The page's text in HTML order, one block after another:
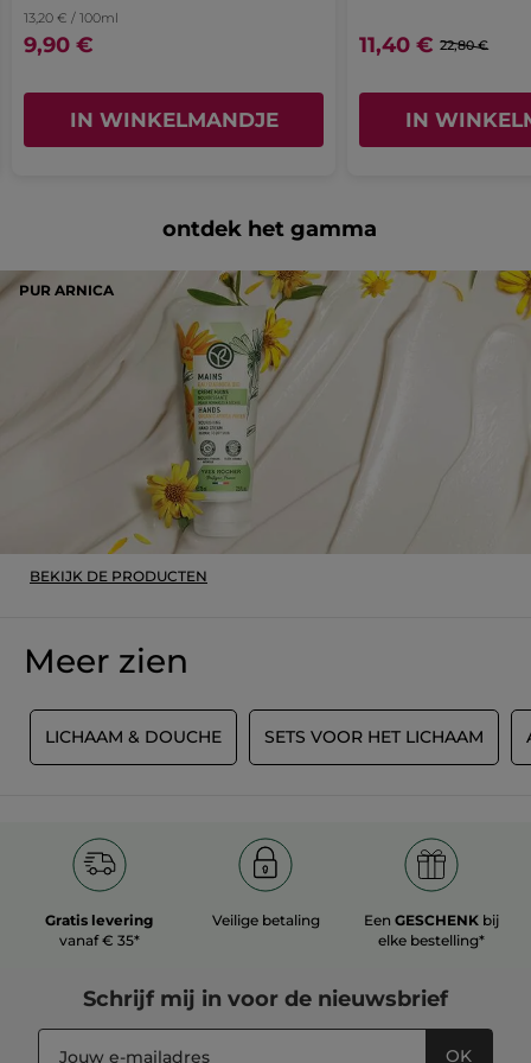
13,20 € / 100ml
9,90 €
IN WINKELMANDJE
11,40 € 22,80 €
IN
ontdek het gamma
PUR ARNICA
BEKIJK DE PRODUCTEN
Meer zien
LICHAAM & DOUCHE SETS VOOR HET LICHAAM
Gratis levering
vanaf € 35*
Veilige betaling EenGESCHENK bij
elke bestelling*
Schrijf mij in voor de nieuwsbrief
OK